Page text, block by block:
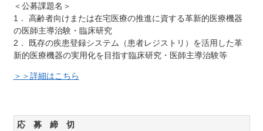
＜公募課題名＞
1． 高齢者向けまたは在宅医療の推進に資する革新的医療機器
の医師主導治験・臨床研究
2． 既存の疾患登録システム（患者レジストリ）を活用した革
新的医療機器の実用化を目指す臨床研究・医師主導治験等
＞＞詳細はこちら
応 募 締 切